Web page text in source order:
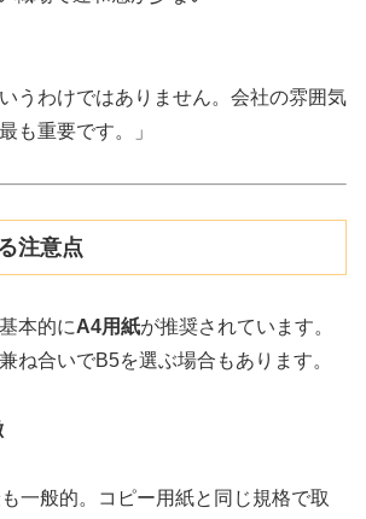
うわけではありません。会社の雰囲気
も重要です。」
注意点
本的にA4用紙が推奨されています。
ね合いでB5を選ぶ場合もあります。
一般的。コピー用紙と同じ規格で取